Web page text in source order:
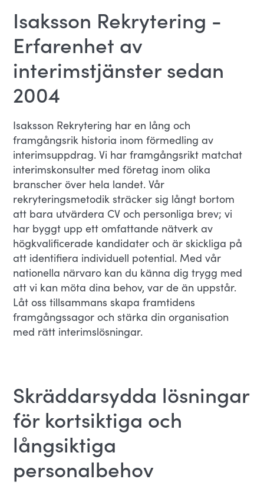
Isaksson Rekrytering -
Erfarenhet av
interimstjänster sedan
2004
Isaksson Rekrytering har en lång och
framgångsrik historia inom förmedling av
interimsuppdrag. Vi har framgångsrikt matchat
interimskonsulter med företag inom olika
branscher över hela landet. Vår
rekryteringsmetodik sträcker sig långt bortom
att bara utvärdera CV och personliga brev; vi
har byggt upp ett omfattande nätverk av
högkvalificerade kandidater och är skickliga på
att identifiera individuell potential. Med vår
nationella närvaro kan du känna dig trygg med
att vi kan möta dina behov, var de än uppstår.
Låt oss tillsammans skapa framtidens
framgångssagor och stärka din organisation
med rätt interimslösningar.
Skräddarsydda lösningar
för kortsiktiga och
långsiktiga
personalbehov